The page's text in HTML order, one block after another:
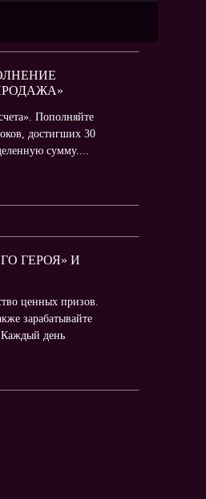
Пополняйте
достигших 30
сумму....
ГЕРОЯ» И
ценных призов.
зарабатывайте
день